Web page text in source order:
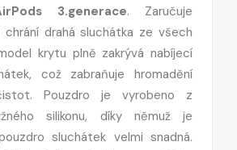
3.generace. Zaručuje
drahá sluchátka ze všech
krytu plně zakrývá nabíjecí
což zabraňuje hromadění
Pouzdro je vyrobeno z
silikonu, díky němuž je
sluchátek velmi snadná.